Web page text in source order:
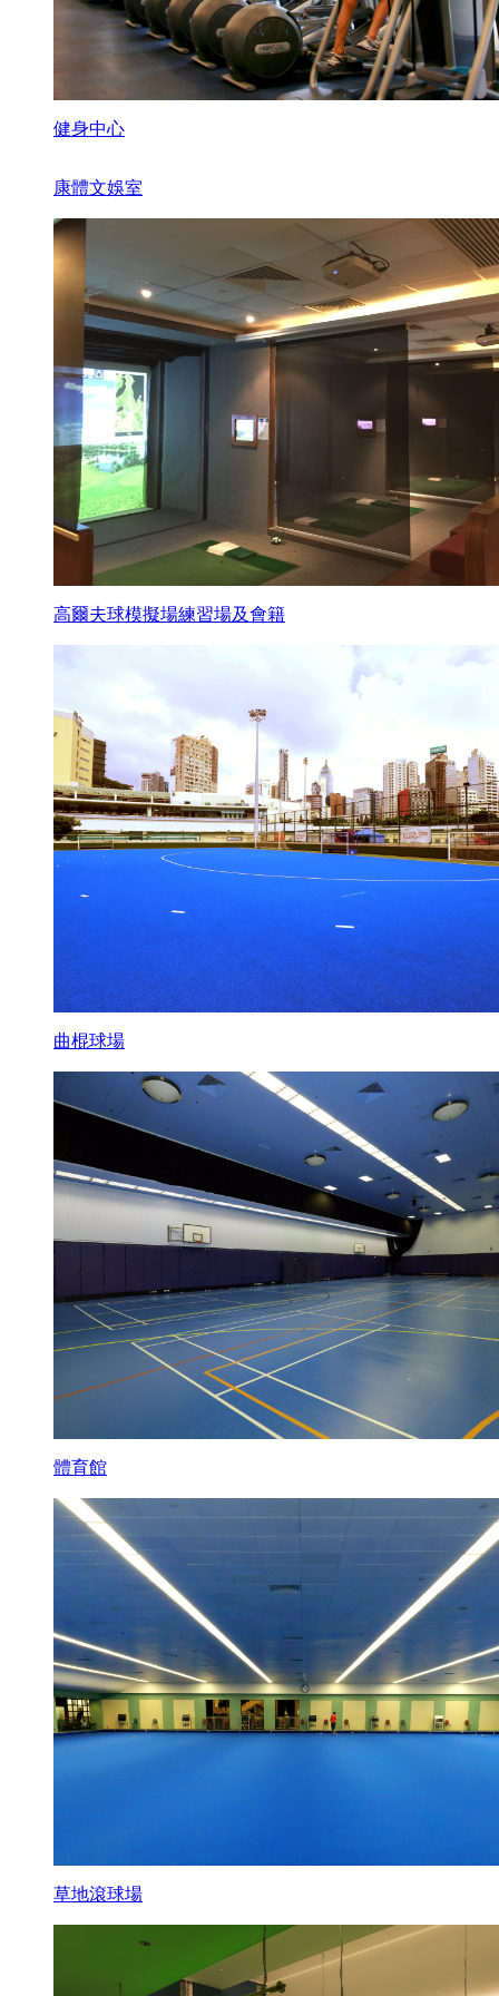
健身中心
康體文娛室
高爾夫球模擬場練習場及會籍
曲棍球場
體育館
草地滾球場